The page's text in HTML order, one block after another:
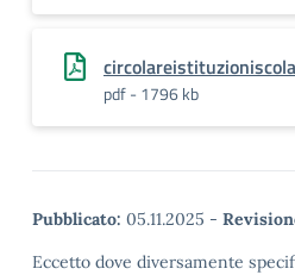
pdf - 1796 kb
Pubblicato: 05.11.2025 -
Eccetto dove diversamente